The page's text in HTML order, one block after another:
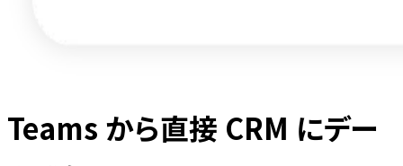
Teams から直接 CRM にデー